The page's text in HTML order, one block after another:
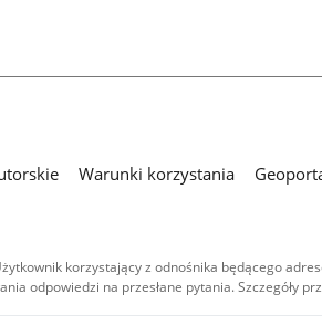
Warunki korzystania
korzystający z odnośnika będącego
odpowiedzi na przesłane pytania. Szczegóły